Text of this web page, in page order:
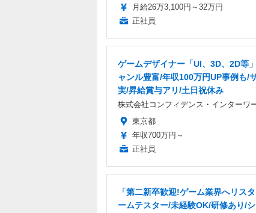
月給26万3,100円～32万円
正社員
ゲームデザイナー「UI、3D、2D等
ャンル豊富/年収100万円UP事例も/
実/昇給賞与アリ/土日祝休み
株式会社コンフィデンス・インターワ
東京都
年収700万円～
正社員
「第二新卒歓迎!ゲーム業界へリス
ームテスター/未経験OK/研修あり/